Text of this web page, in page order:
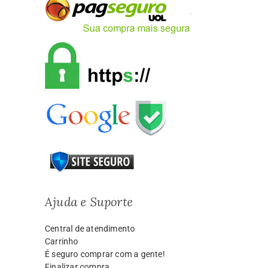
Ajuda e Suporte
Central de atendimento
Carrinho
É seguro comprar com a gente!